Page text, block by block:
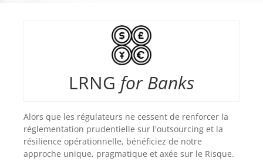
LRNG for Banks
Alors que les régulateurs ne cessent de renforcer la
réglementation prudentielle sur l'outsourcing et la
résilience opérationnelle, bénéficiez de notre
approche unique, pragmatique et axée sur le Risque.